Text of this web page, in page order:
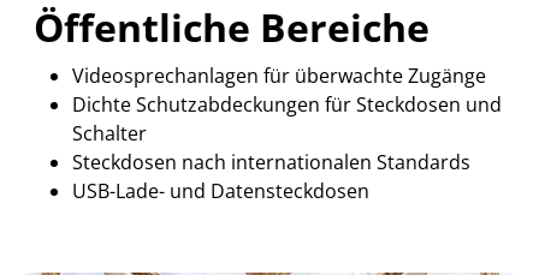
Öffentliche Bereiche
Videosprechanlagen für überwachte Zugänge
Dichte Schutzabdeckungen für Steckdosen und
Schalter
Steckdosen nach internationalen Standards
USB-Lade- und Datensteckdosen